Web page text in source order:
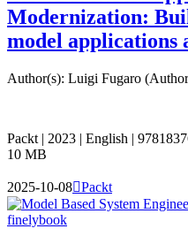
Modernization:
model applications
Author(s): Luigi Fugaro
Packt | 2023 | English |
10 MB
2025-10-08Packt